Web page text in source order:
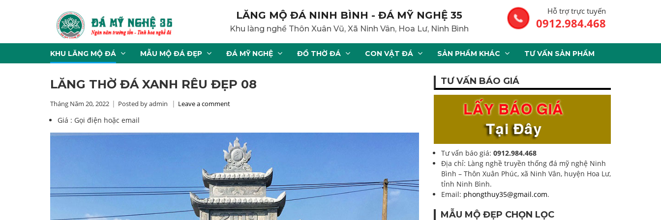
LĂNG MỘ ĐÁ NINH BÌNH - ĐÁ MỸ NGHỆ 35
Khu làng nghề Thôn Xuân Vũ, Xã Ninh Vân, Hoa Lư, Ninh Bình
Hỗ trợ trực tuyến
0912.984.468
KHU LĂNG MỘ ĐÁ MẪU MỘ ĐÁ ĐẸP ĐÁ MỸ NGHỆ ĐỒ THỜ ĐÁ CON VẬT ĐÁ SẢN PHẨM KHÁC TƯ VẤN SẢN PHẨM
LĂNG THỜ ĐÁ XANH RÊU ĐẸP 08
Tháng Năm 20, 2022 Posted by admin Leave a comment
Giá : Gọi điện hoặc email
TƯ VẤN BÁO GIÁ
Tư vấn báo giá: 0912.984.468
Địa chỉ: Làng nghề truyền thống đá mỹ nghệ Ninh
Bình – Thôn Xuân Phúc, xã Ninh Vân, huyện Hoa Lư,
tỉnh Ninh Bình.
Email: phongthuy35@gmail.com.
MẪU MỘ ĐẸP CHỌN LỌC